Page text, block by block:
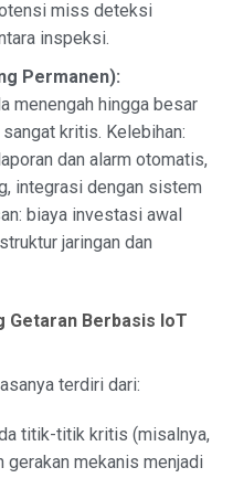
miss deteksi
inspeksi.
Permanen):
menengah hingga besar
kritis. Kelebihan:
dan alarm otomatis,
integrasi dengan sistem
biaya investasi awal
jaringan dan
Berbasis IoT
terdiri dari:
titik-titik kritis (misalnya,
gerakan mekanis menjadi